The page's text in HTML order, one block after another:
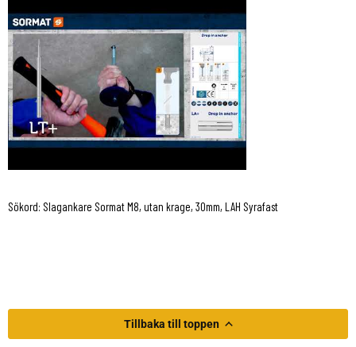
Sökord: Slagankare Sormat M8, utan krage, 30mm, LAH Syrafast
Tillbaka till toppen